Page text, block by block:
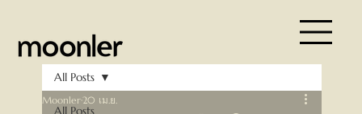
All Posts
All Posts
Moonler20 เม.ย.